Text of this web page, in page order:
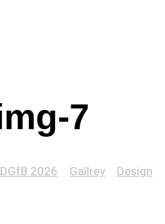
7
DGfB 2026 Gallrey
Design